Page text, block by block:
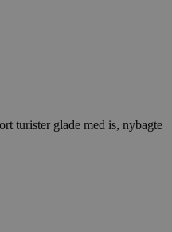
turister glade med is, nybagte